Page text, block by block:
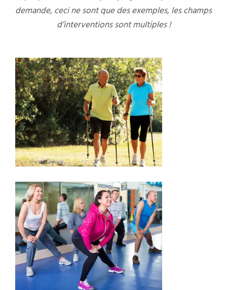
demande, ceci ne sont que des exemples, les champs
d’interventions sont multiples !
MARCHE NORDIQUE À TOULOUSE
REMISE EN FORME